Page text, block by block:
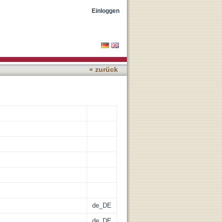
for nanotheranostic
Einloggen
« zurück
de_DE